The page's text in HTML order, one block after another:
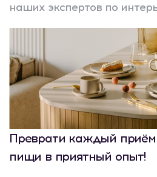
наших экспертов по
Преврати каждый приём
пищи в приятный опыт!